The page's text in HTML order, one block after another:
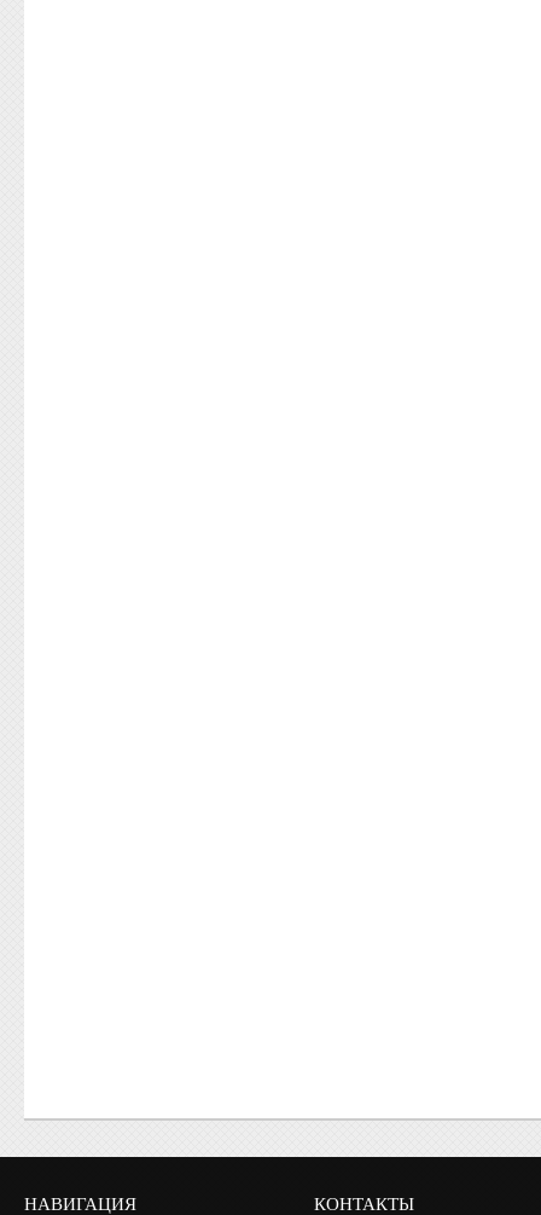
НАВИГАЦИЯ КОНТАКТЫ